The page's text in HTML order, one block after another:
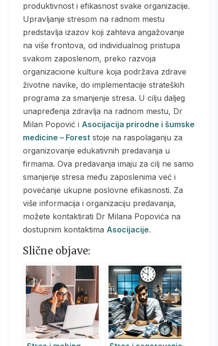
produktivnost i efikasnost svake organizacije.
Upravljanje stresom na radnom mestu
predstavlja izazov koji zahteva angažovanje
na više frontova, od individualnog pristupa
svakom zaposlenom, preko razvoja
organizacione kulture koja podržava zdrave
životne navike, do implementacije strateških
programa za smanjenje stresa. U cilju daljeg
unapređenja zdravlja na radnom mestu, Dr
Milan Popović i Asocijacija prirodne i šumske
medicine – Forest stoje na raspolaganju za
organizovanje edukativnih predavanja u
firmama. Ova predavanja imaju za cilj ne samo
smanjenje stresa među zaposlenima već i
povećanje ukupne poslovne efikasnosti. Za
više informacija i organizaciju predavanja,
možete kontaktirati Dr Milana Popovića na
dostupnim kontaktima Asocijacije.
Slične objave: